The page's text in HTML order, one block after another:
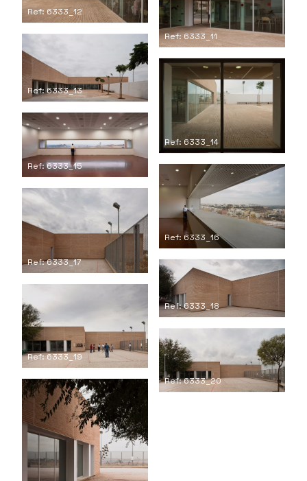
Ref: 6333_11
Ref: 6333_12
Ref: 6333_13
Ref: 6333_14
Ref: 6333_15
Ref: 6333_16
Ref: 6333_17
Ref: 6333_18
Ref: 6333_19
Ref: 6333_20